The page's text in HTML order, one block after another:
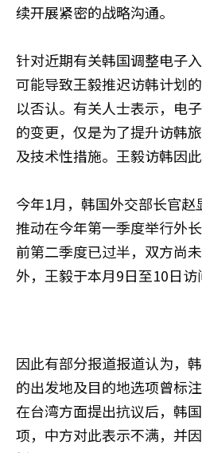
续开展紧密的战略沟通。
针对近期有关韩国调整电子
可能导致王毅推迟访韩计划
以否认。有关人士表示，电
的变更，仅是为了提升访韩
及技术性措施。王毅访韩因此
今年1月，韩国外交部长官
推动在今年第一季度举行外
前第二季度已过半，双方尚
外，王毅于本月9日至10日访
因此有部分报道报道认为，
的出发地及目的地选项曾标
在台湾方面提出抗议后，韩
项，中方对此表示不满，并